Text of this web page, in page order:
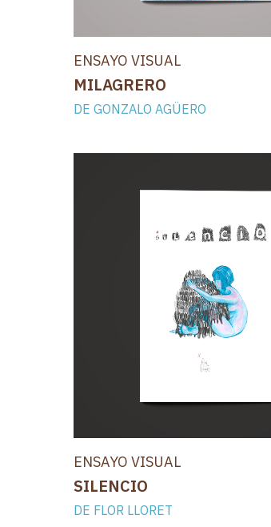
ENSAYO VISUAL
MILAGRERO
DE GONZALO AGÜERO
ENSAYO VISUAL
SILENCIO
DE FLOR LLORET